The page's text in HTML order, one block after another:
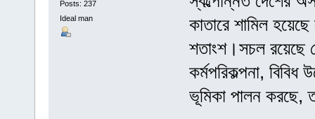
Posts: 237
Ideal man
কাতারে শামিল
শতাংশ।সচল রয়েছে
কর্মপরিকল্পনা,
ভূমিকা পালন করছে,